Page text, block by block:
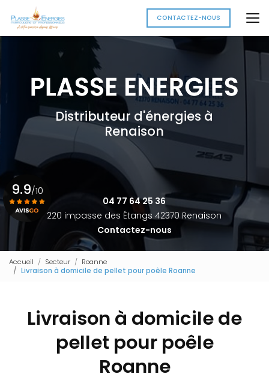
au
contenu
principal
CONTACTEZ-NOUS
Distributeur d'énergies à
Renaison
04 77 64 25 36
220 impasse des Étangs 42370 Renaison
Contactez-nous
9.9/10
Accueil Secteur
Roanne
Livraison à domicile de pellet pour poêle Roanne
Livraison à domicile de
pellet pour poêle
Roanne